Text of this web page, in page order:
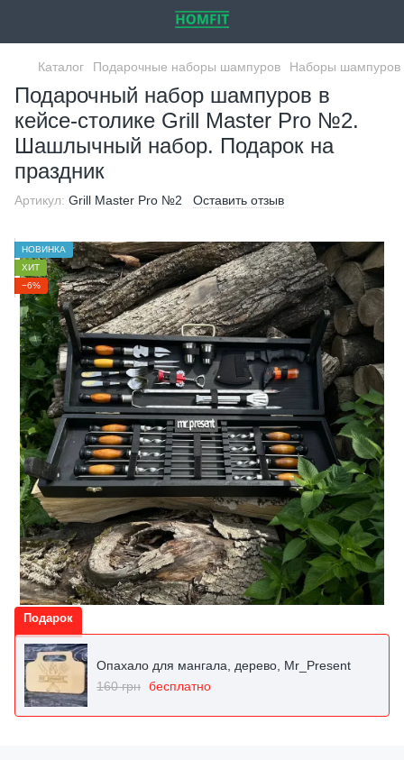
Каталог Подарочные наборы шампуров Наборы шампуров
Подарочный набор шампуров в
кейсе-столике Grill Master Pro №2.
Шашлычный набор. Подарок на
праздник
Артикул: Grill Master Pro №2 Оставить отзыв
НОВИНКА
ХИТ
−6%
Подарок
Опахало для мангала, дерево, Mr_Present
160 грн бесплатно